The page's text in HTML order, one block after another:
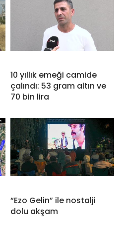
10 yıllık emeği camide
çalındı: 53 gram altın ve
70 bin lira
“Ezo Gelin” ile nostalji
dolu akşam